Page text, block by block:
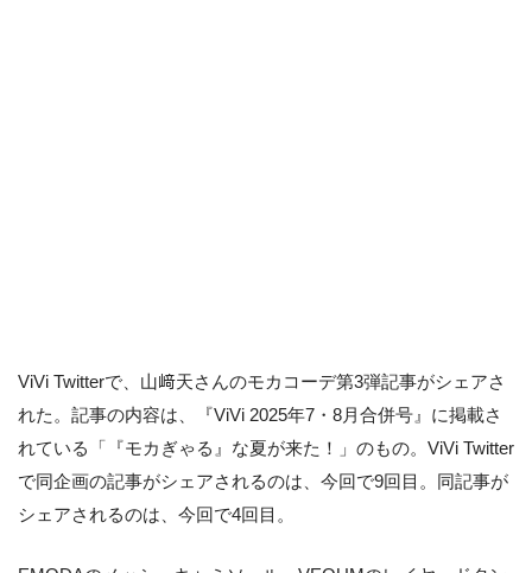
ViVi Twitterで、山﨑天さんのモカコーデ第3弾記事がシェアさ
れた。記事の内容は、『ViVi 2025年7・8月合併号』に掲載さ
れている「『モカぎゃる』な夏が来た！」のもの。ViVi Twitter
で同企画の記事がシェアされるのは、今回で9回目。同記事が
シェアされるのは、今回で4回目。